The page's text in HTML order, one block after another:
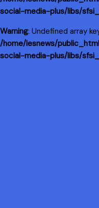
social-media-plus/libs/
Warning: Undefined array
/home/lesnews/
social-media-plus/libs/